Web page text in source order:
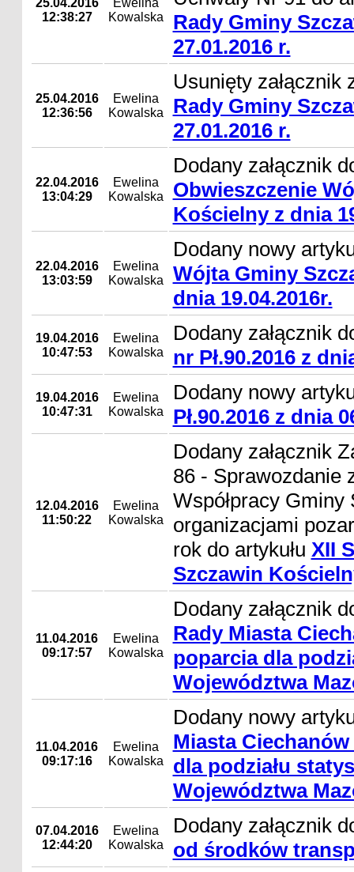
25.04.2016
12:38:27
Ewelina
Kowalska
Rady Gminy
27.01.2016 r.
25.04.2016
12:36:56
Ewelina
Kowalska
Usunięty załącznik
Rady Gminy
27.01.2016 r.
22.04.2016
13:04:29
Ewelina
Kowalska
Dodany załącznik
Obwieszczenie
Kościelny z dnia
22.04.2016
13:03:59
Ewelina
Kowalska
Dodany nowy
Wójta Gminy
dnia 19.04.2016r.
19.04.2016
10:47:53
Ewelina
Kowalska
Dodany załącznik
nr Pł.90.2016 z
19.04.2016
10:47:31
Ewelina
Kowalska
Dodany nowy
Pł.90.2016 z dnia
12.04.2016
11:50:22
Ewelina
Kowalska
Dodany załącznik
86 - Sprawozdanie
Współpracy
organizacjami
rok do artykułu XII
Szczawin
11.04.2016
09:17:57
Ewelina
Kowalska
Dodany załącznik
Rady Miasta
poparcia dla
Województwa
11.04.2016
09:17:16
Ewelina
Kowalska
Dodany nowy
Miasta
dla podziału
Województwa
07.04.2016
12:44:20
Ewelina
Kowalska
Dodany załącznik
od środków